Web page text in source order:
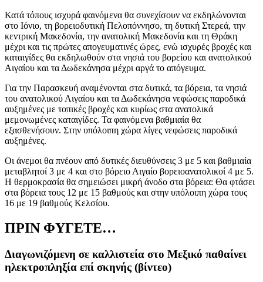
Κατά τόπους ισχυρά φαινόμενα θα συνεχίσουν να εκδηλώνονται
στο Ιόνιο, τη βορειοδυτική Πελοπόννησο, τη δυτική Στερεά, την
κεντρική Μακεδονία, την ανατολική Μακεδονία και τη Θράκη
μέχρι και τις πρώτες απογευματινές ώρες, ενώ ισχυρές βροχές και
καταιγίδες θα εκδηλωθούν στα νησιά του βορείου και ανατολικού
Αιγαίου και τα Δωδεκάνησα μέχρι αργά το απόγευμα.
Για την Παρασκευή αναμένονται στα δυτικά, τα βόρεια, τα νησιά
του ανατολικού Αιγαίου και τα Δωδεκάνησα νεφώσεις παροδικά
αυξημένες με τοπικές βροχές και κυρίως στα ανατολικά
μεμονωμένες καταιγίδες. Τα φαινόμενα βαθμιαία θα
εξασθενήσουν. Στην υπόλοιπη χώρα λίγες νεφώσεις παροδικά
αυξημένες.
Οι άνεμοι θα πνέουν από δυτικές διευθύνσεις 3 με 5 και βαθμιαία
μεταβλητοί 3 με 4 και στο βόρειο Αιγαίο βορειοανατολικοί 4 με 5.
Η θερμοκρασία θα σημειώσει μικρή άνοδο στα βόρεια: Θα φτάσει
στα βόρεια τους 12 με 15 βαθμούς και στην υπόλοιπη χώρα τους
16 με 19 βαθμούς Κελσίου.
ΠΡΙΝ ΦΥΓΕΤΕ…
Διαγωνιζόμενη σε καλλιστεία στο Μεξικό παθαίνει
ηλεκτροπληξία επί σκηνής (βίντεο)